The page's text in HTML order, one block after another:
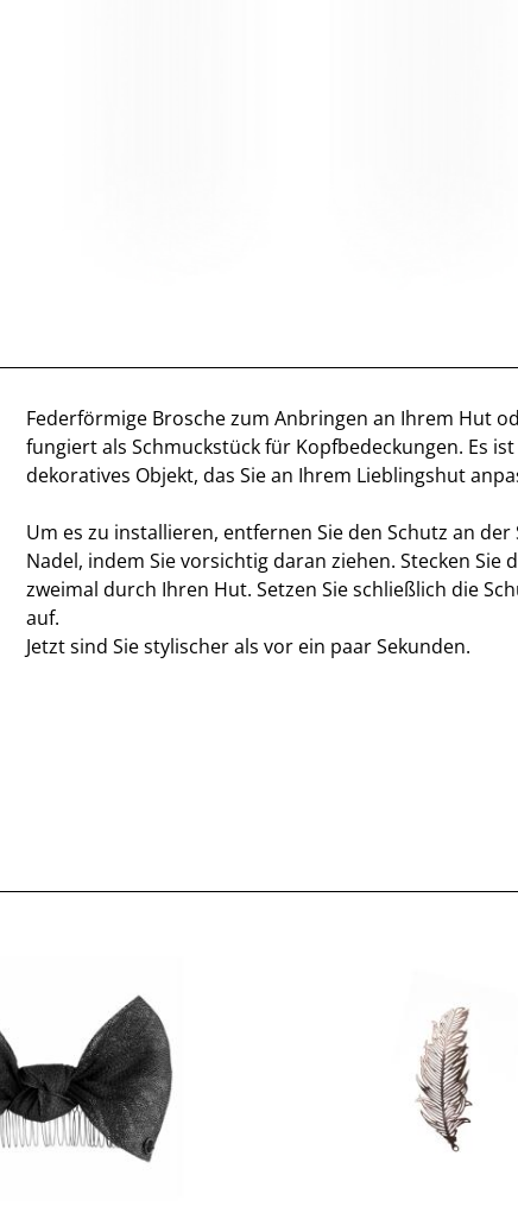
Federförmige Brosche zum Anbringen an Ihrem Hut
fungiert als Schmuckstück für Kopfbedeckungen. Es
dekoratives Objekt, das Sie an Ihrem Lieblingshut
Um es zu installieren, entfernen Sie den Schutz an der
Nadel, indem Sie vorsichtig daran ziehen. Stecken Sie
zweimal durch Ihren Hut. Setzen Sie schließlich die
auf.
Jetzt sind Sie stylischer als vor ein paar Sekunden.